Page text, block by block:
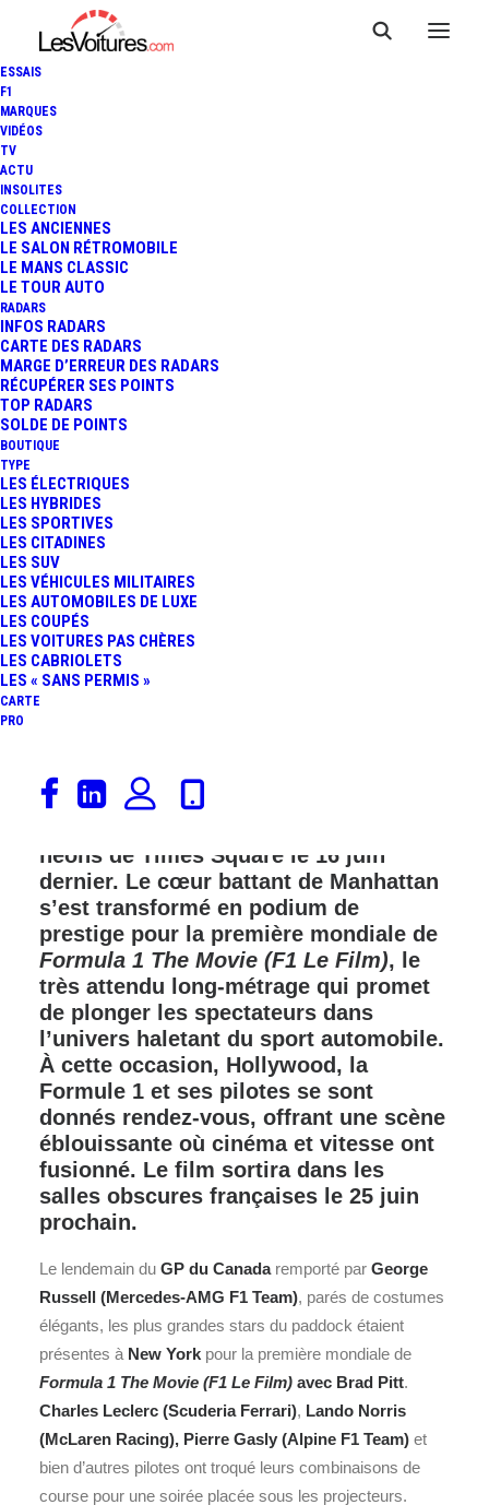
ESSAIS
F1
MARQUES
VIDÉOS
TV
ACTU
INSOLITES
COLLECTION
LES ANCIENNES
LE SALON RÉTROMOBILE
LE MANS CLASSIC
LE TOUR AUTO
RADARS
INFOS RADARS
CARTE DES RADARS
MARGE D’ERREUR DES RADARS
RÉCUPÉRER SES POINTS
TOP RADARS
SOLDE DE POINTS
BOUTIQUE
TYPE
LES ÉLECTRIQUES
LES HYBRIDES
LES SPORTIVES
LES CITADINES
LES SUV
LES VÉHICULES MILITAIRES
LES AUTOMOBILES DE LUXE
LES COUPÉS
LES VOITURES PAS CHÈRES
LES CABRIOLETS
LES « SANS PERMIS »
CARTE
PRO
F1 LE FILM : UNE PREMIÈRE
MONDIALE EXCEPTIONNELLE
ORGANISÉE À NEW YORK
6 Minutes
New York, ville où tout bouge à un
rythme effréné, s’est offert une
néons de Times Square le 16 juin
dernier. Le cœur battant de Manhattan
s’est transformé en podium de
prestige pour la première mondiale de
Formula 1 The Movie (F1 Le Film), le
très attendu long-métrage qui promet
de plonger les spectateurs dans
l’univers haletant du sport automobile.
À cette occasion, Hollywood, la
Formule 1 et ses pilotes se sont
donnés rendez-vous, offrant une scène
éblouissante où cinéma et vitesse ont
fusionné. Le film sortira dans les
salles obscures françaises le 25 juin
prochain.
Le lendemain du GP du Canadaremporté par George
Russell (Mercedes-AMG F1 Team), parés de costumes
élégants, les plus grandes stars du paddock étaient
présentes à New York pour la première mondiale de
Formula 1 The Movie (F1 Le Film) avec Brad Pitt.
Charles Leclerc (Scuderia Ferrari), Lando Norris
(McLaren Racing), Pierre Gasly (Alpine F1 Team) et
bien d’autres pilotes ont troqué leurs combinaisons de
course pour une soirée placée sous les projecteurs.